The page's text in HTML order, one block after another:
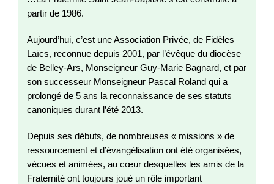
partir de 1986.
Aujourd’hui, c’est une Association Privée, de Fidèles
Laïcs, reconnue depuis 2001, par l’évêque du diocèse
de Belley-Ars, Monseigneur Guy-Marie Bagnard, et par
son successeur Monseigneur Pascal Roland qui a
prolongé de 5 ans la reconnaissance de ses statuts
canoniques durant l’été 2013.
Depuis ses débuts, de nombreuses « missions » de
ressourcement et d’évangélisation ont été organisées,
vécues et animées, au cœur desquelles les amis de la
Fraternité ont toujours joué un rôle important